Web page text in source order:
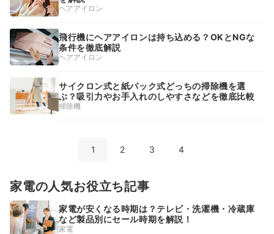
ヘアアイロン
飛行機にヘアアイロンは持ち込める？OKとNGな
条件を徹底解説
ヘアアイロン
サイクロン式と紙パック式どっちの掃除機を選
ぶ？吸引力やお手入れのしやすさなどを徹底比較
掃除機
1 2 3 4
家電の人気お役立ち記事
家電が安くなる時期は？テレビ・洗濯機・冷蔵庫
など製品別にセール時期を解説！
家電